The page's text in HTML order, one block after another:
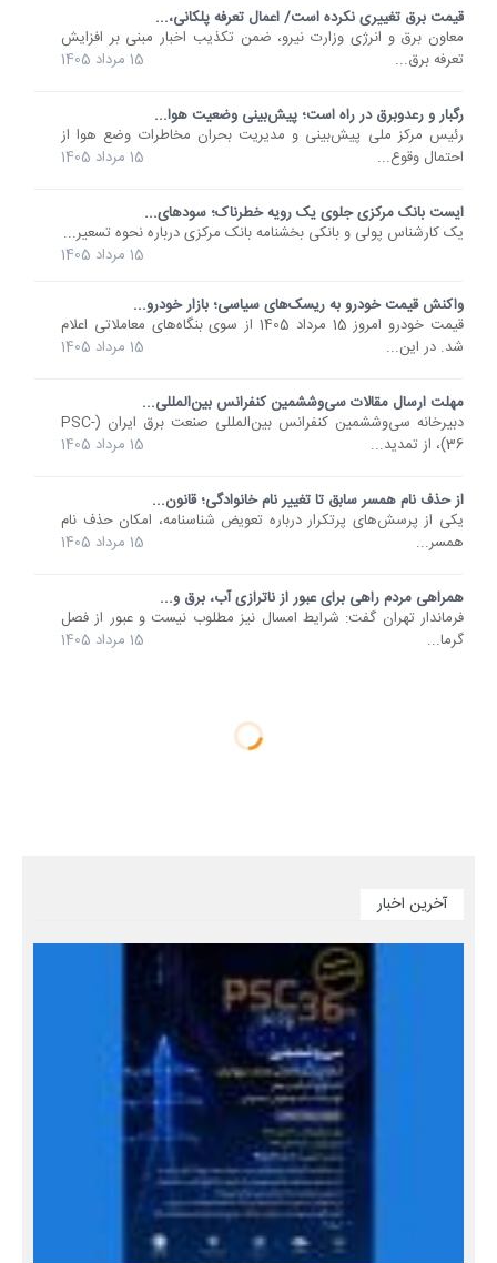
قیمت برق تغییری نکرده است/ اعمال تعرفه پلکانی،...
معاون برق و انرژی وزارت نیرو، ضمن تکذیب اخبار مبنی بر افزایش
تعرفه برق...
15 مرداد 1405
رگبار و رعدوبرق در راه است؛ پیش‌بینی وضعیت هوا...
رئیس مرکز ملی پیش‌بینی و مدیریت بحران مخاطرات وضع هوا از
احتمال وقوع...
15 مرداد 1405
ایست بانک مرکزی جلوی یک رویه خطرناک؛ سودهای...
یک کارشناس پولی و بانکی بخشنامه بانک مرکزی درباره نحوه تسعیر...
15 مرداد 1405
واکنش قیمت خودرو به ریسک‌های سیاسی؛ بازار خودرو...
قیمت خودرو امروز 15 مرداد 1405 از سوی بنگاه‌های معاملاتی اعلام
شد. در این...
15 مرداد 1405
مهلت ارسال مقالات سی‌وششمین کنفرانس بین‌المللی...
دبیرخانه سی‌وششمین کنفرانس بین‌المللی صنعت برق ایران (PSC-
36)، از تمدید...
15 مرداد 1405
از حذف نام همسر سابق تا تغییر نام خانوادگی؛ قانون...
یکی از پرسش‌های پرتکرار درباره تعویض شناسنامه، امکان حذف نام
همسر...
15 مرداد 1405
همراهی مردم راهی برای عبور از ناترازی آب، برق و...
فرماندار تهران گفت: شرایط امسال نیز مطلوب نیست و عبور از فصل
گرما...
15 مرداد 1405
آخرین اخبار